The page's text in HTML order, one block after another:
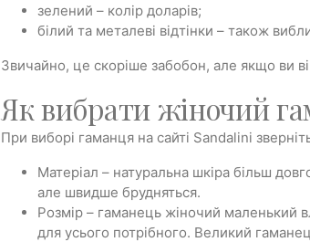
зелений – колір доларів;
білий та металеві відтінки – також
Звичайно, це скоріше забобон, але якщо ви
Як вибрати жіночий
При виборі гаманця на сайті Sandalini
Матеріал – натуральна шкіра більш
але швидше брудняться.
Розмір – гаманець жіночий маленький
для усього потрібного. Великий